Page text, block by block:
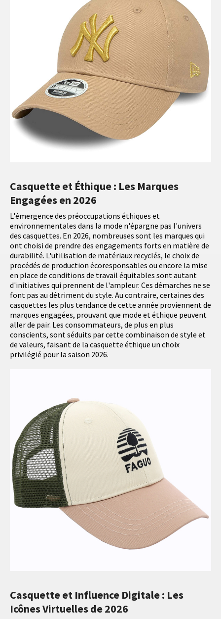
Casquette et Éthique : Les Marques
Engagées en 2026
L'émergence des préoccupations éthiques et
environnementales dans la mode n'épargne pas l'univers
des casquettes. En 2026, nombreuses sont les marques qui
ont choisi de prendre des engagements forts en matière de
durabilité. L'utilisation de matériaux recyclés, le choix de
procédés de production écoresponsables ou encore la mise
en place de conditions de travail équitables sont autant
d'initiatives qui prennent de l'ampleur. Ces démarches ne se
font pas au détriment du style. Au contraire, certaines des
casquettes les plus tendance de cette année proviennent de
marques engagées, prouvant que mode et éthique peuvent
aller de pair. Les consommateurs, de plus en plus
conscients, sont séduits par cette combinaison de style et
de valeurs, faisant de la casquette éthique un choix
privilégié pour la saison 2026.
Casquette et Influence Digitale : Les
Icônes Virtuelles de 2026